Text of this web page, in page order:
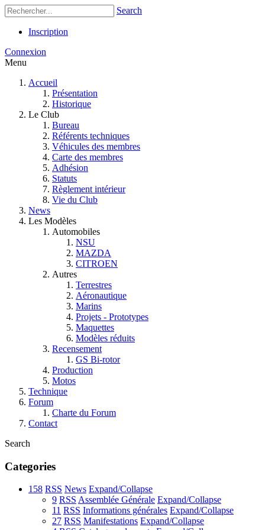
Search
Inscription
Connexion
Menu
Accueil
Présentation
Historique
Le Club
Bureau
Référents techniques
Véhicules des membres
Carte des membres
Adhésion
Statuts
Règlement intérieur
Vie du Club
News
Les Modèles
Automobiles
NSU
MAZDA
CITROEN
Autres
Terrestres
Aéronautique
Marins
Projets - Prototypes
Maquettes
Modèles réduits
Recensement
GS Bi-rotor
Production
Motos
Technique
Forum
Charte du Forum
Contact
Search
Categories
158 RSS News Expand/Collapse
9 RSS Assemblée Générale Expand/Collapse
11 RSS Informations générales Expand/Collapse
27 RSS Manifestations Expand/Collapse